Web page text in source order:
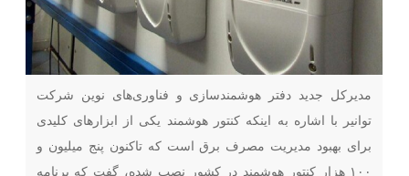
مدیرکل جدید دفتر هوشمندسازی و فناوری‌های نوین شرکت
توانیر با اشاره به اینکه کنتور هوشمند یکی از ابزارهای کلیدی
برای بهبود مدیریت مصرف برق است که تاکنون پنج میلیون و
۱۰۰ هزار کنتور هوشمند در کشور نصب شده، گفت که برنامه